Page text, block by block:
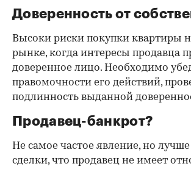
Доверенность от
Высоки риски покупки квартиры
рынке, когда интересы продавца
доверенное лицо. Необходимо
правомочности его действий,
подлинность выданной
Продавец-банкрот?
Не самое частое явление, но
сделки, что продавец не имеет